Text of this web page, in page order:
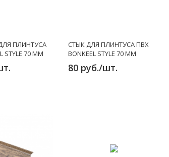
ПЛИНТУСА
STYLE 70 ММ
СТЫК ДЛЯ ПЛИНТУСА ПВХ
BONKEEL STYLE 70 ММ
80 руб./шт.